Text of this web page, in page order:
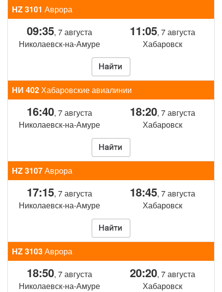
HZ 3101 Аврора
09:35, 7 августа
Николаевск-на-Амуре
11:05, 7 августа
Хабаровск
НИ 402Хабаровские авиалинии
16:40, 7 августа
Николаевск-на-Амуре
18:20, 7 августа
Хабаровск
HZ 3107Аврора
17:15, 7 августа
Николаевск-на-Амуре
18:45, 7 августа
Хабаровск
HZ 3103Аврора
18:50, 7 августа
Николаевск-на-Амуре
20:20, 7 августа
Хабаровск